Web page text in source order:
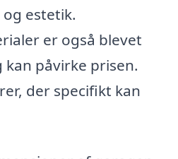
estetik.
er også blevet
påvirke prisen.
der specifikt kan